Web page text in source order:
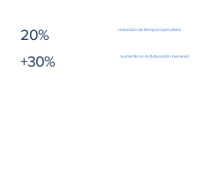
20% reducción de tiempos operativos
+30% aumento en la facturación mensual